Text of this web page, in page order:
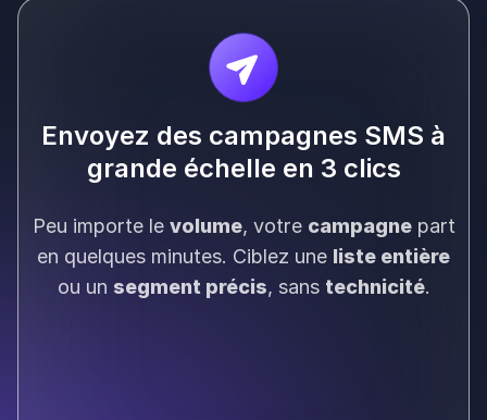
Envoyez des campagnes SMS à
grande échelle en 3 clics
Peu importe le volume, votre campagnepart
en quelques minutes. Ciblez une liste entière
ou un segment précis, sans technicité.